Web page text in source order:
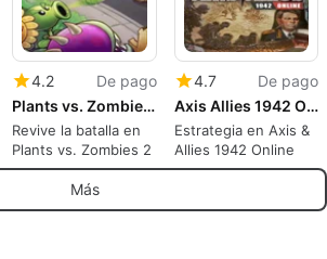
4.2
De pago
Plants vs. Zombies 2: A Journey Through Time and Space
Revive la batalla en
Plants vs. Zombies 2
4.7
De pago
Axis Allies 1942 Online
Estrategia en Axis &
Allies 1942 Online
Más